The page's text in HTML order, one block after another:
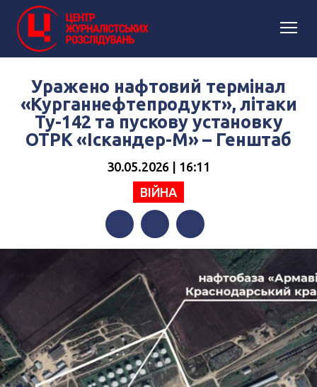
Уражено нафтовий термінал
«Курганнефтепродукт», літаки
Ту-142 та пускову установку
ОТРК «Іскандер-М» – Генштаб
30.05.2026 | 16:11
ВІЙНА
FacebookTwitterTelegram